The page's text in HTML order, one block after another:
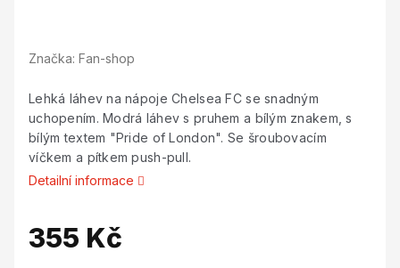
Značka: Fan-shop
Lehká láhev na nápoje Chelsea FC se snadným
uchopením. Modrá láhev s pruhem a bílým znakem, s
bílým textem "Pride of London". Se šroubovacím
víčkem a pítkem push-pull.
Detailní informace
355 Kč